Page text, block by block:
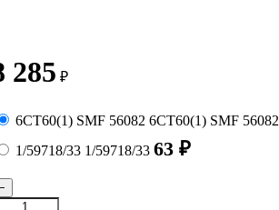
285 ₽
6СТ60(1) SMF 56082 6СТ60(1) SMF 56082
1/59718/33 1/59718/33 63 ₽